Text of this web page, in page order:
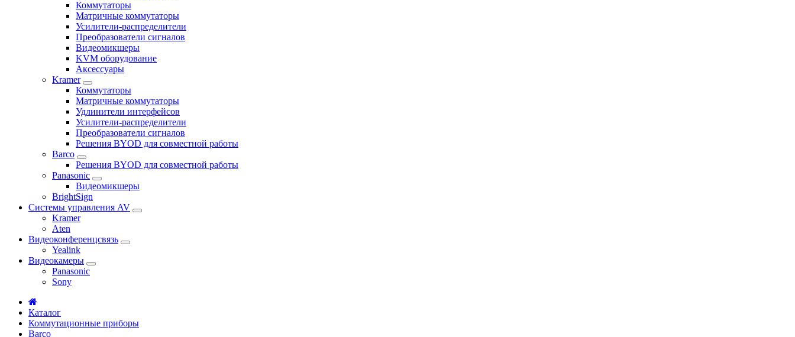
Коммутаторы
Матричные коммутаторы
Усилители-распределители
Преобразователи сигналов
Видеомикшеры
KVM оборудование
Аксессуары
Kramer
Коммутаторы
Матричные коммутаторы
Удлинители интерфейсов
Усилители-распределители
Преобразователи сигналов
Решения BYOD для совместной работы
Barco
Решения BYOD для совместной работы
Panasonic
Видеомикшеры
BrightSign
Системы управления AV
Kramer
Aten
Видеоконференцсвязь
Yealink
Видеокамеры
Panasonic
Sony
Каталог
Коммутационные приборы
Barco